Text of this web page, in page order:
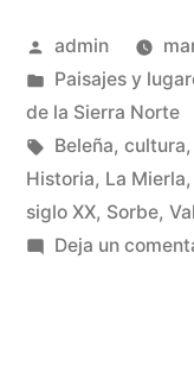
Publicado
por
admin
Publicado
en
Paisajes y
de la Sierra Norte
Etiquetas:
Beleña, cultura,
Historia, La Mierla,
siglo XX, Sorbe,
Deja un